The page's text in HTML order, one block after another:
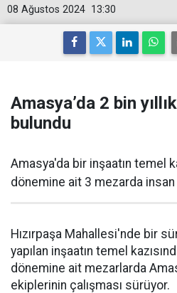
13:30
08 Ağustos 2024
Amasya’da 2 bin
bulundu
Amasya'da bir inşaatın temel
dönemine ait 3 mezarda
Hızırpaşa Mahallesi'nde bir
yapılan inşaatın temel
dönemine ait mezarlarda
ekiplerinin çalışması sürüyor.